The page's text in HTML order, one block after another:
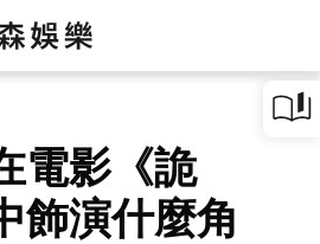
電影《詭
飾演什麼角